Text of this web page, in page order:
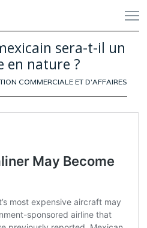
sera-t-il un
en nature ?
COMMERCIALE ET D'AFFAIRES